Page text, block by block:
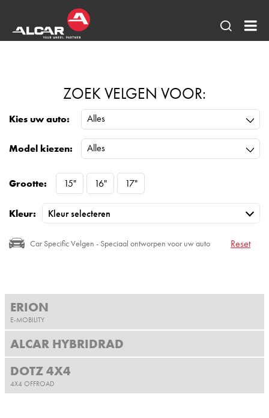
Open
ZOEK VELGEN VOOR:
Kies uw auto: Alles
Model kiezen: Alles
Grootte: 15" 16" 17"
Kleur:
Car Specific Velgen - Speciaal ontworpen voor uw auto Reset
ERION
E-MOBILITY
ALCAR HYBRIDRAD
DOTZ 4X4
4X4 OFFROAD